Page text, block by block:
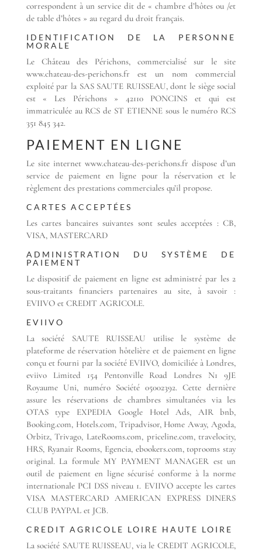
correspondent à un service dit de « chambre d’hôtes ou /et
de table d’hôtes » au regard du droit français.
IDENTIFICATION DE LA PERSONNE
MORALE
Le Château des Périchons, commercialisé sur le site
www.chateau-des-perichons.fr est un nom commercial
exploité par la SAS SAUTE RUISSEAU, dont le siège social
est « Les Périchons » 42110 PONCINS et qui est
immatriculée au RCS de ST ETIENNE sous le numéro RCS
351 845 342.
PAIEMENT EN LIGNE
Le site internet www.chateau-des-perichons.fr dispose d’un
service de paiement en ligne pour la réservation et le
règlement des prestations commerciales qu’il propose.
CARTES ACCEPTÉES
Les cartes bancaires suivantes sont seules acceptées : CB,
VISA, MASTERCARD
ADMINISTRATION DU SYSTÈME DE
PAIEMENT
Le dispositif de paiement en ligne est administré par les 2
sous-traitants financiers partenaires au site, à savoir :
EVIIVO et CREDIT AGRICOLE.
EVIIVO
La société SAUTE RUISSEAU utilise le système de
plateforme de réservation hôtelière et de paiement en ligne
conçu et fourni par la société EVIIVO, domiciliée à Londres,
eviivo Limited 154 Pentonville Road Londres N1 9JE
Royaume Uni, numéro Société 05002392. Cette dernière
assure les réservations de chambres simultanées via les
OTAS type EXPEDIA Google Hotel Ads, AIR bnb,
Booking.com, Hotels.com, Tripadvisor, Home Away, Agoda,
Orbitz, Trivago, LateRooms.com, priceline.com, travelocity,
HRS, Ryanair Rooms, Egencia, ebookers.com, toprooms stay
original. La formule MY PAYMENT MANAGER est un
outil de paiement en ligne sécurisé conforme à la norme
internationale PCI DSS niveau 1. EVIIVO accepte les cartes
VISA MASTERCARD AMERICAN EXPRESS DINERS
CLUB PAYPAL et JCB.
CREDIT AGRICOLE LOIRE HAUTE LOIRE
La société SAUTE RUISSEAU, via le CREDIT AGRICOLE,